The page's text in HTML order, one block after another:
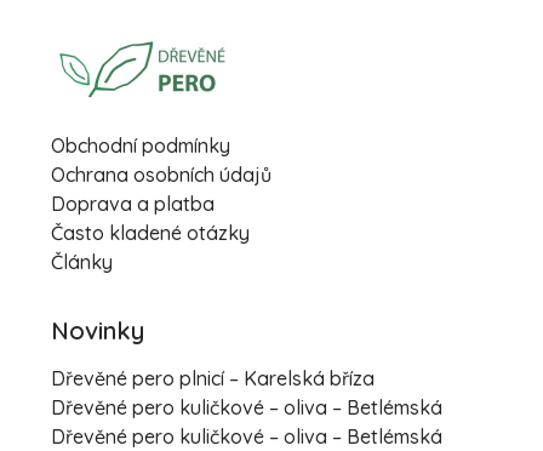
Obchodní podmínky
Ochrana osobních údajů
Doprava a platba
Často kladené otázky
Články
Novinky
Dřevěné pero plnicí – Karelská bříza
Dřevěné pero kuličkové – oliva – Betlémská
Dřevěné pero kuličkové – oliva – Betlémská